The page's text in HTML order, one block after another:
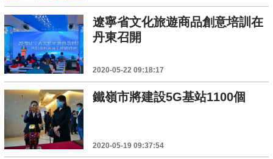
遼寧省文化旅遊商品創意培訓在
丹東召開
2020-05-22 09:18:17
鐵嶺市將建設5G基站1100個
2020-05-19 09:37:54